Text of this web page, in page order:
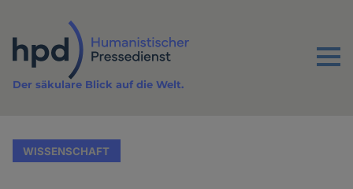
Inhalt
Menu
Der säkulare Blick auf die Welt.
WISSENSCHAFT